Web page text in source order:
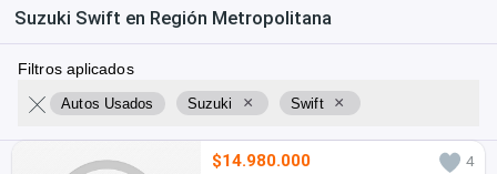
Suzuki Swift en Región Metropolitana
Filtros aplicados
Autos Usados Suzuki × Swift ×
$14.980.000
4